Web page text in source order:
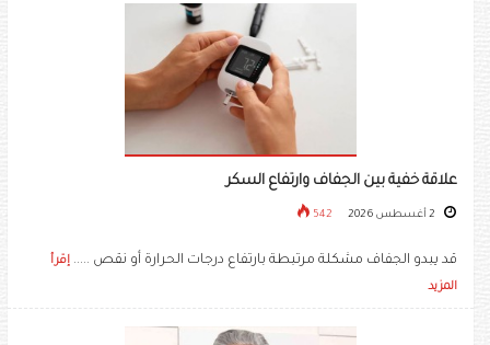
علاقة خفية بين الجفاف وارتفاع السكر
542
قد يبدو الجفاف مشكلة مرتبطة بارتفاع درجات الحرارة أو نقص ..... إقرأ
المزيد